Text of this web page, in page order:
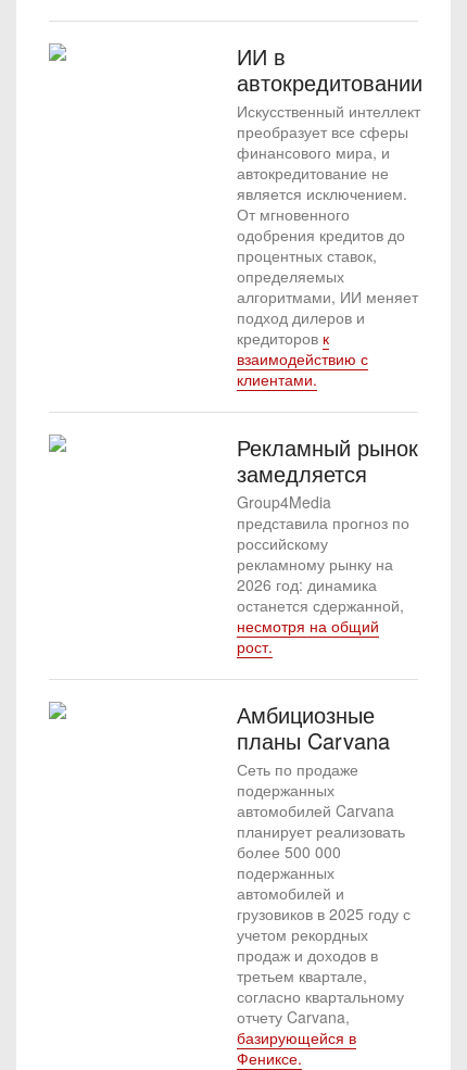
ИИ в
автокредитовании
Искусственный интеллект
преобразует все сферы
финансового мира, и
автокредитование не
является исключением.
От мгновенного
одобрения кредитов до
процентных ставок,
определяемых
алгоритмами, ИИ меняет
подход дилеров и
кредиторов к
взаимодействию с
клиентами.
Рекламный рынок
замедляется
Group4Media
представила прогноз по
российскому
рекламному рынку на
2026 год: динамика
останется сдержанной,
несмотря на общий
рост.
Амбициозные
планы Carvana
Сеть по продаже
подержанных
автомобилей Carvana
планирует реализовать
более 500 000
подержанных
автомобилей и
грузовиков в 2025 году с
учетом рекордных
продаж и доходов в
третьем квартале,
согласно квартальному
отчету Carvana,
базирующейся в
Фениксе.